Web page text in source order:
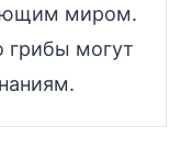
миром.
грибы могут